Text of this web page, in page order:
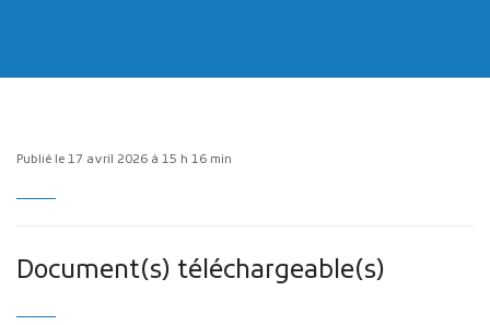
Plans d'accès
Publié le 17 avril 2026 à 15 h 16 min
Document(s) téléchargeable(s)